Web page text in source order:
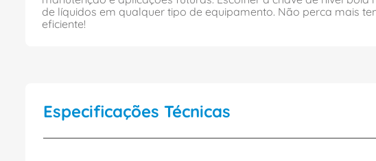
de líquidos em qualquer tipo de equipamento. Não perca mais
eficiente!
Especificações Técnicas